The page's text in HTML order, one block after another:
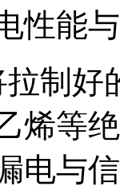
性能
制
烯等
电与